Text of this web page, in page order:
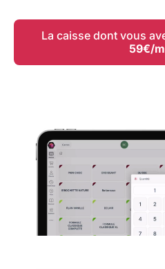
La caisse dont vous
59€/